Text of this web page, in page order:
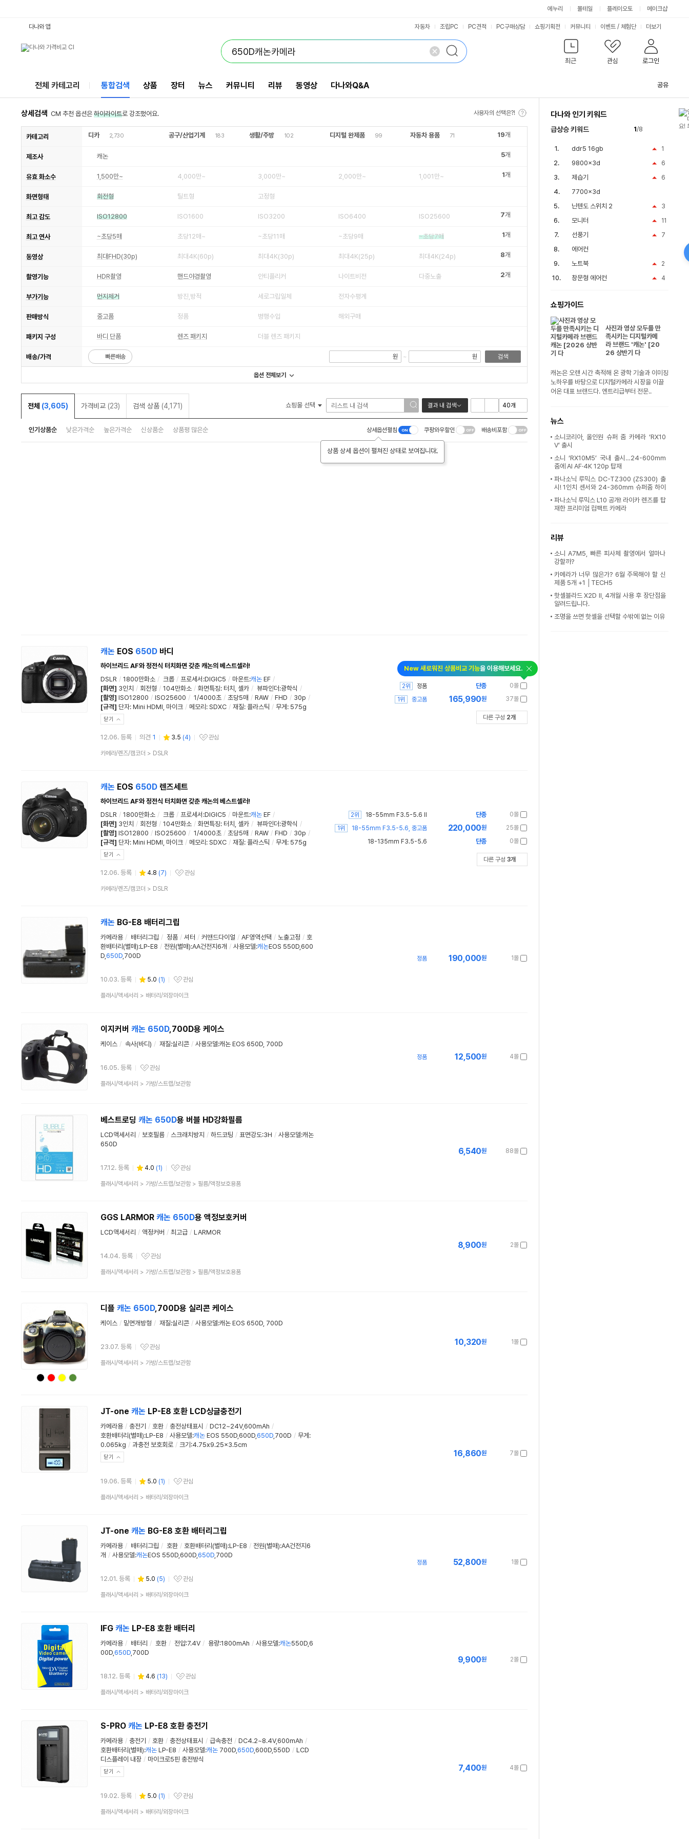
에누리 몰테일 플레이오토 메이크샵
최근 관심 로그인
다나와 앱 자동차 조립PC PC견적 PC구매상담 쇼핑기획전 커뮤니티 이벤트 / 체험단 더보기
전체 카테고리 통합검색 상품 장터 뉴스 커뮤니티 리뷰 동영상 다나와Q&A 공유
상세검색 CM 추천 옵션은 하이라이트로 강조했어요. 사용자의 선택은?!
카테고리 디카 2,730 공구/산업기계 183 생활/주방 102 디지털 완제품 99 자동차 용품 71 19개
제조사 캐논 5개
유효 화소수 1,500만~ 4,000만~ 3,000만~ 2,000만~ 1,001만~ 1개
화면형태 회전형 틸트형 고정형
최고 감도 ISO12800 ISO1600 ISO3200 ISO6400 ISO25600 7개
최고 연사 ~초당5매 초당12매~ ~초당11매 ~초당9매 ~초당7매 1개
동영상 최대FHD(30p) 최대4K(60p) 최대4K(30p) 최대4K(25p) 최대4K(24p) 8개
촬영기능 HDR촬영 핸드야경촬영 안티플리커 나이트비전 다중노출 2개
부가기능 먼지제거 방진,방적 세로그립일체 전자수평계
판매방식 중고품 정품 병행수입 해외구매
패키지 구성 바디 단품 렌즈 패키지 더블 렌즈 패키지
배송/가격 빠른배송 원 ~ 원 검색
옵션 전체보기
전체 (3,605) 가격비교 (23) 검색 상품 (4,171) 쇼핑몰 선택 결과 내 검색
인기상품순 낮은가격순 높은가격순 신상품순 상품평 많은순 상세옵션펼침
상품 상세 옵션이 펼쳐진 상태로 보여집니다.
쿠팡와우할인 배송비포함
캐논 EOS 650D바디
하이브리드 AF와 정전식 터치화면 갖춘 캐논의 베스트셀러!
DSLR / 1800만화소 / 크롭 / 프로세서:DIGIC5 / 마운트:캐논EF /
[화면] 3인치 / 회전형 / 104만화소 / 화면특징: 터치 셀카 / 뷰파인더:광학식 /
[촬영] ISO12800 / ISO25600 / 1/4000초 / 초당5매 / RAW / FHD / 30p /
[규격] 단자: Mini HDMI 마이크 / 메모리 : SDXC / 재질: 플라스틱 / 무게 : 575g
닫기
12.06. 등록 의견 1 3.5 (4)
관심상품
관심
상
카메라/렌즈/캠코더 > DSLR
New 새로워진 상품비교 기능을 이용해보세요.
0몰
단종
2위
정품
37몰
165,990원
1위 중고품
다른 구성 2개
캐논 EOS 650D렌즈세트
하이브리드 AF와 정전식 터치화면 갖춘 캐논의 베스트셀러!
DSLR / 1800만화소 / 크롭 / 프로세서:DIGIC5 / 마운트:캐논EF /
[화면] 3인치 / 회전형 / 104만화소 / 화면특징: 터치 셀카 / 뷰파인더:광학식 /
[촬영] ISO12800 / ISO25600 / 1/4000초 / 초당5매 / RAW / FHD / 30p /
[규격] 단자: Mini HDMI 마이크 / 메모리 : SDXC / 재질: 플라스틱 / 무게 : 575g
닫기
12.06. 등록 4.8 (7)
관심상품
관심
상
카메라/렌즈/캠코더 > DSLR
0몰
단종
2위
18-55mm F3.5-5.6 II
25몰
220,000원
1위
18-55mm F3.5-5.6, 중고품
0몰
단종
18-135mm F3.5-5.6
다른 구성 3개
캐논 BG-E8 배터리그립
카메라용 / 배터리그립 / 정품 / 셔터 / 커맨드다이얼 / AF영역선택 / 노출고정 / 호
환배터리(별매):LP-E8 / 전원(별매):AA건전지6개 / 사용모델:캐논EOS 550D,600
D, 650D,700D
10.03. 등록 5.0 (1)
관심상품
관심
상
플래시/액세서리 > 배터리/외장마이크
1몰
190,000원
정품
이지커버 캐논 650D,700D용 케이스
케이스 / 속사(바디) / 재질:실리콘 / 사용모델:캐논 EOS 650D, 700D
16.05. 등록
관심상품
관심
상
플래시/액세서리 > 가방/스트랩/보관함
4몰
12,500원
정품
베스트로딩 캐논 650D용 버블 HD강화필름
LCD액세서리 / 보호필름 / 스크래치방지 / 하드코팅 / 표면강도:3H / 사용모델:캐논
650D
17.12. 등록 4.0 (1)
관심상품
관심
상
플래시/액세서리 > 가방/스트랩/보관함> 필름/액정보호용품
88몰
6,540원
GGS LARMOR 캐논 650D용 액정보호커버
LCD액세서리 / 액정커버 / 최고급 / LARMOR
14.04. 등록
관심상품
관심
상
플래시/액세서리 > 가방/스트랩/보관함> 필름/액정보호용품
2몰
8,900원
디플 캐논 650D,700D용 실리콘 케이스
케이스 / 밑면개방형 / 재질:실리콘 / 사용모델:캐논 EOS 650D, 700D
23.07. 등록
관심상품
관심
상
플래시/액세서리 > 가방/스트랩/보관함
1몰
10,320원
JT-one 캐논 LP-E8 호환 LCD싱글충전기
카메라용 / 충전기 / 호환 / 충전상태표시 / DC12~24V,600mAh /
호환배터리(별매):LP-E8 / 사용모델:캐논EOS 550D,600D, 650D,700D / 무게 :
0.065kg / 과충전 보호회로 / 크기:4.75x9.25x3.5cm
닫기
19.06. 등록 5.0 (1)
관심상품
관심
상
플래시/액세서리 > 배터리/외장마이크
7몰
16,860원
JT-one 캐논 BG-E8 호환 배터리그립
카메라용 / 배터리그립 / 호환 / 호환배터리(별매):LP-E8 / 전원(별매):AA건전지6
개 / 사용모델:캐논EOS 550D,600D, 650D,700D
12.01. 등록 5.0 (5)
관심상품
관심
상
플래시/액세서리 > 배터리/외장마이크
1몰
52,800원
정품
IFG 캐논 LP-E8 호환 배터리
카메라용 / 배터리 / 호환 / 전압:7.4V / 용량:1800mAh / 사용모델:캐논550D,6
00D, 650D,700D
18.12. 등록 4.6 (13)
관심상품
관심
상
플래시/액세서리 > 배터리/외장마이크
2몰
9,900원
S-PRO 캐논 LP-E8 호환 충전기
카메라용 / 충전기 / 호환 / 충전상태표시 / 급속충전 / DC4.2~8.4V,600mAh /
호환배터리(별매):캐논LP-E8 / 사용모델:캐논700D, 650D,600D,550D / LCD
디스플레이 내장 / 마이크로5핀 충전방식
닫기
19.02. 등록 5.0 (1)
관심상품
관심
상
플래시/액세서리 > 배터리/외장마이크
4몰
7,400원
다나와 인기 키워드
급상승 키워드 1/8
1
ddr5 16gb
6
9800x3d
6
제습기
7700x3d
3
닌텐도 스위치 2
11
모니터
7
선풍기
에어컨
2
노트북
4
창문형 에어컨
쇼핑가이드
사진과 영상 모두를 만
족시키는 디지털카메
라 브랜드 '캐논' [20
26 상반기 다
캐논은 오랜 시간 축적해 온 광학 기술과 이미징
노하우를 바탕으로 디지털카메라 시장을 이끌
어온 대표 브랜드다. 엔트리급부터 전문..
뉴스
소니코리아, 올인원 슈퍼 줌 카메라 ‘RX10
V’ 출시
소니 ‘RX10M5’ 국내 출시…24-600mm
줌에 AI AF·4K 120p 탑재
파나소닉 루믹스 DC-TZ300 (ZS300) 출
시! 1인치 센서와 24-360mm 슈퍼줌 하이
엔드
파나소닉 루믹스 L10 공개! 라이카 렌즈를 탑
재한 프리미엄 컴팩트 카메라
리뷰
소니 A7M5, 빠른 피사체 촬영에서 얼마나
강할까?
카메라가 너무 많은가? 6월 주목해야 할 신
제품 5개 +1 │TECH5
핫셀블라드 X2D II, 4개월 사용 후 장단점을
알려드립니다.
조명을 쓰면 핫셀을 선택할 수밖에 없는 이유